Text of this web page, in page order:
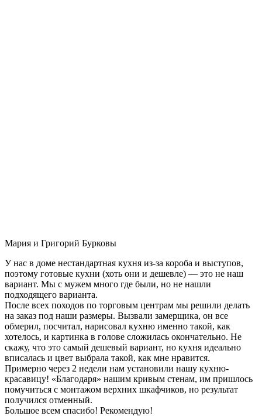
Мария и Григорий Бурковы
У нас в доме нестандартная кухня из-за короба и выступов,
поэтому готовые кухни (хоть они и дешевле) — это не наш
вариант. Мы с мужем много где были, но не нашли
подходящего варианта.
После всех походов по торговым центрам мы решили делать
на заказ под наши размеры. Вызвали замерщика, он все
обмерил, посчитал, нарисовал кухню именно такой, как
хотелось, и картинка в голове сложилась окончательно. Не
скажу, что это самый дешевый вариант, но кухня идеально
вписалась и цвет выбрала такой, как мне нравится.
Примерно через 2 недели нам установили нашу кухню-
красавицу! «Благодаря» нашим кривым стенам, им пришлось
помучиться с монтажом верхних шкафчиков, но результат
получился отменный.
Большое всем спасибо! Рекомендую!